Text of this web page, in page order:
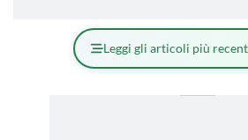
Leggi gli articoli più